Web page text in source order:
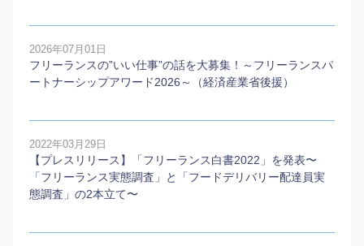
2026年07月01日
フリーランスの”いい仕事”の話を大募集！～フリーランスパ
ートナーシップアワード2026～（経済産業省後援）
2022年03月29日
【プレスリリース】「フリーランス白書2022」を発表〜
「フリーランス実態調査」と「フードデリバリー配達員実
態調査」の2本⽴て〜